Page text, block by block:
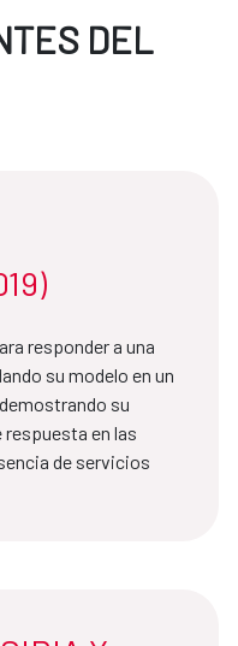
DEL
responder a una
su modelo en un
su
en las
de servicios